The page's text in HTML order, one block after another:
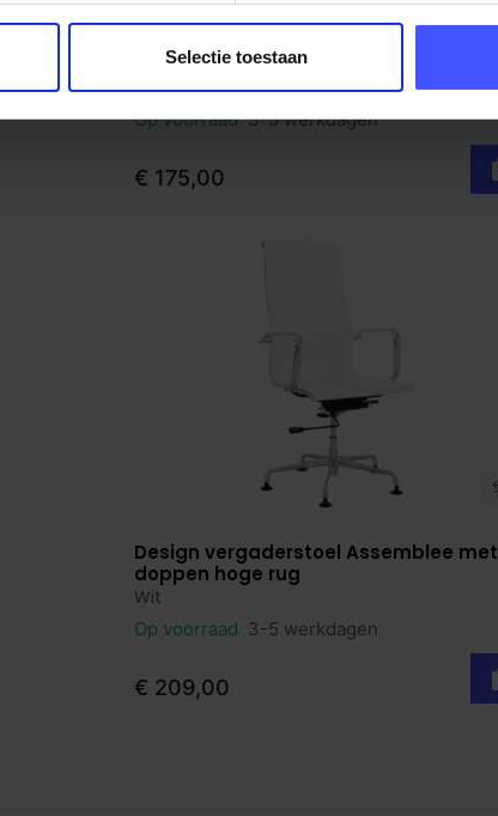
Selectie toestaan
of
Bekijk product
rug
Wit Grijs Chroom
Op voorraad 3-5 werkdagen
€ 175,00
Bekijk product
Design vergaderstoel Assemblee met
doppen hoge rug
Wit
Op voorraad 3-5 werkdagen
€ 209,00